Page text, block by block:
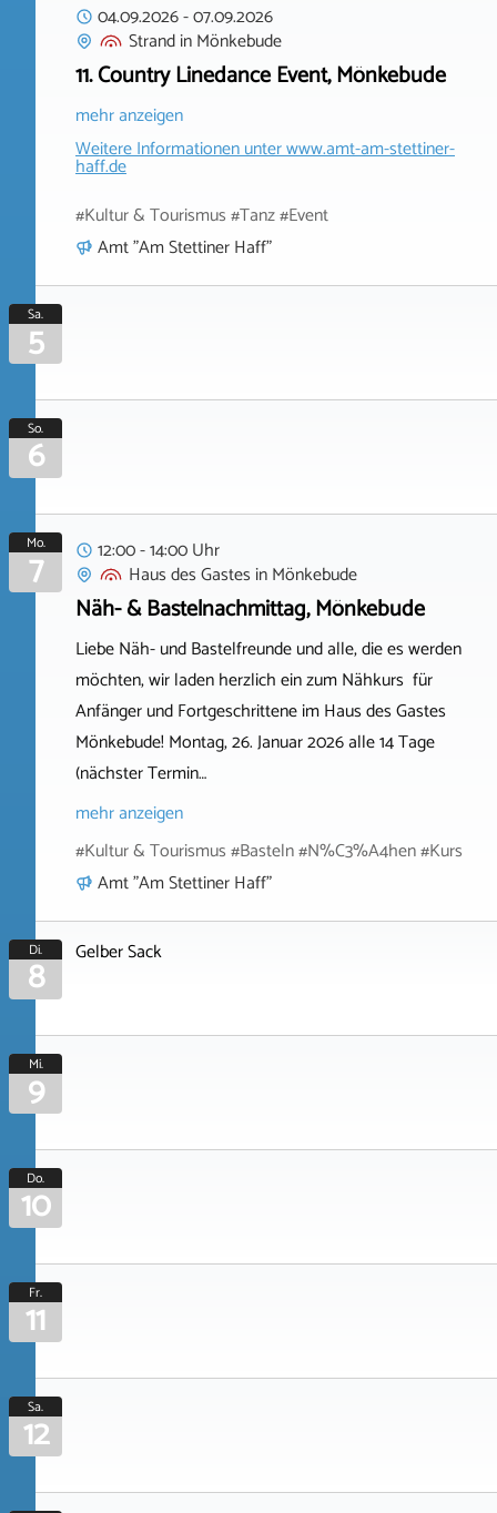
04.09.2026-07.09.2026
StrandinMönkebude
11. Country Linedance Event, Mönkebude
mehr anzeigen
Weitere Informationen unterwww.amt-am-stettiner-
haff.de
#Kultur & Tourismus #Tanz #Event
Amt "Am Stettiner Haff"
Sa.
5
So.
6
Mo.
7
12:00 - 14:00 Uhr
Haus des Gastes inMönkebude
Näh- & Bastelnachmittag, Mönkebude
Liebe Näh- und Bastelfreunde und alle, die es werden
möchten, wir laden herzlich ein zum Nähkurs für
Anfänger und Fortgeschrittene im Haus des Gastes
Mönkebude! Montag, 26. Januar 2026 alle 14 Tage
(nächster Termin…
mehr anzeigen
#Kultur & Tourismus #Basteln #N%C3%A4hen #Kurs
Amt "Am Stettiner Haff"
Di.
8 Gelber Sack
Mi.
9
Do.
10
Fr.
11
Sa.
12